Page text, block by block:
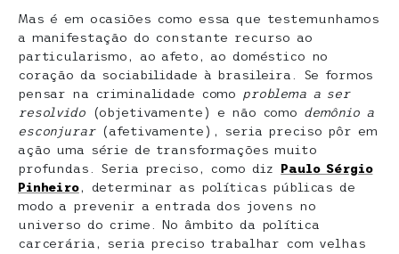
Mas é em ocasiões como essa que testemunhamos
a manifestação do constante recurso ao
particularismo, ao afeto, ao doméstico no
coração da sociabilidade à brasileira. Se formos
pensar na criminalidade como
problema a ser
resolvido(objetivamente) e não como demônio a
esconjurar(afetivamente), seria preciso pôr em
ação uma série de transformações muito
profundas. Seria preciso, como diz Paulo Sérgio
Pinheiro, determinar as políticas públicas de
modo a prevenir a entrada dos jovens no
universo do crime. No âmbito da política
carcerária, seria preciso trabalhar com velhas